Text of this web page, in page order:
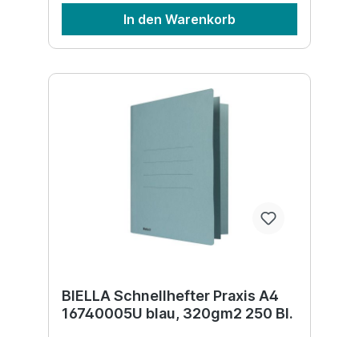
In den Warenkorb
BIELLA Schnellhefter Praxis A4
16740005U blau, 320gm2 250 Bl.